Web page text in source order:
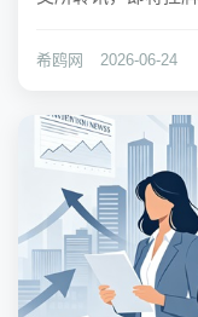
份额，客户囊括奔
希鸥网 2026-06-24